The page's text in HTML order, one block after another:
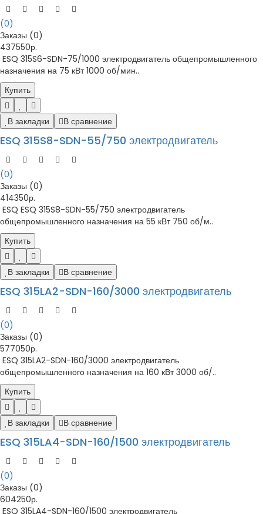
(0)
Заказы (0)
437550р.
ESQ 315S6-SDN-75/1000 электродвигатель общепромышленного
назначения на 75 кВт 1000 об/мин..
Купить
В закладки В сравнение
ESQ 315S8-SDN-55/750 электродвигатель
(0)
Заказы (0)
414350р.
ESQ ESQ 315S8-SDN-55/750 электродвигатель
общепромышленного назначения на 55 кВт 750 об/м..
Купить
В закладки В сравнение
ESQ 315LA2-SDN-160/3000 электродвигатель
(0)
Заказы (0)
577050р.
ESQ 315LA2-SDN-160/3000 электродвигатель
общепромышленного назначения на 160 кВт 3000 об/..
Купить
В закладки В сравнение
ESQ 315LA4-SDN-160/1500 электродвигатель
(0)
Заказы (0)
604250р.
ESQ 315LA4-SDN-160/1500 электродвигатель